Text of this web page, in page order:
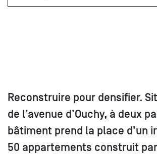
Reconstruire pour densifier.
de l’avenue d’Ouchy, à deux
bâtiment prend la place d’un
50 appartements construit par